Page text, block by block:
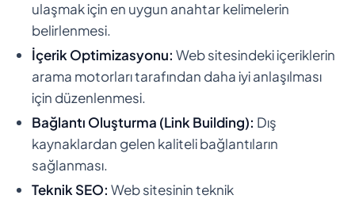
ulaşmak için en uygun anahtar kelimelerin
belirlenmesi.
İçerik Optimizasyonu: Web sitesindeki içeriklerin
arama motorları tarafından daha iyi anlaşılması
için düzenlenmesi.
Bağlantı Oluşturma (Link Building): Dış
kaynaklardan gelen kaliteli bağlantıların
sağlanması.
Teknik SEO: Web sitesinin teknik